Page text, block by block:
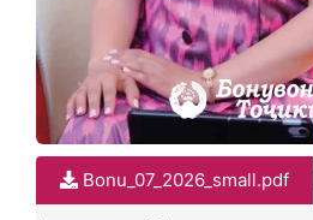
Bonu_07_2026_small.pdf